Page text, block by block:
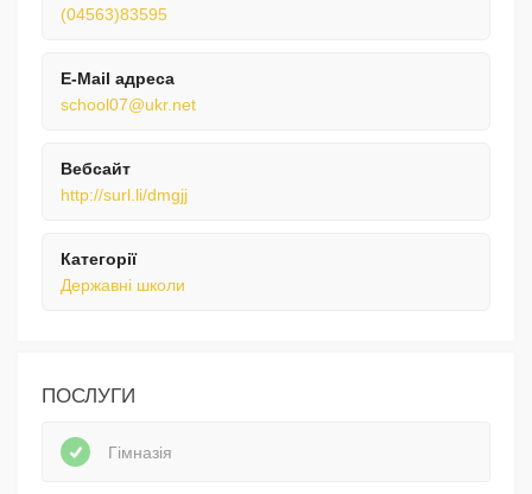
(04563)83595
E-Mail адреса
school07@ukr.net
Вебсайт
http://surl.li/dmgjj
Категорії
Державні школи
ПОСЛУГИ
Гімназія